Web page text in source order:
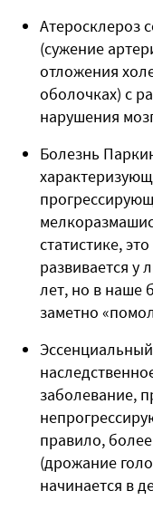
Атеросклероз
(сужение
отложения
оболочках) с
нарушения
Болезнь
статистике,
развивается у
лет, но в наше
заметно
заболевание,
правило,
(дрожание
начинается в